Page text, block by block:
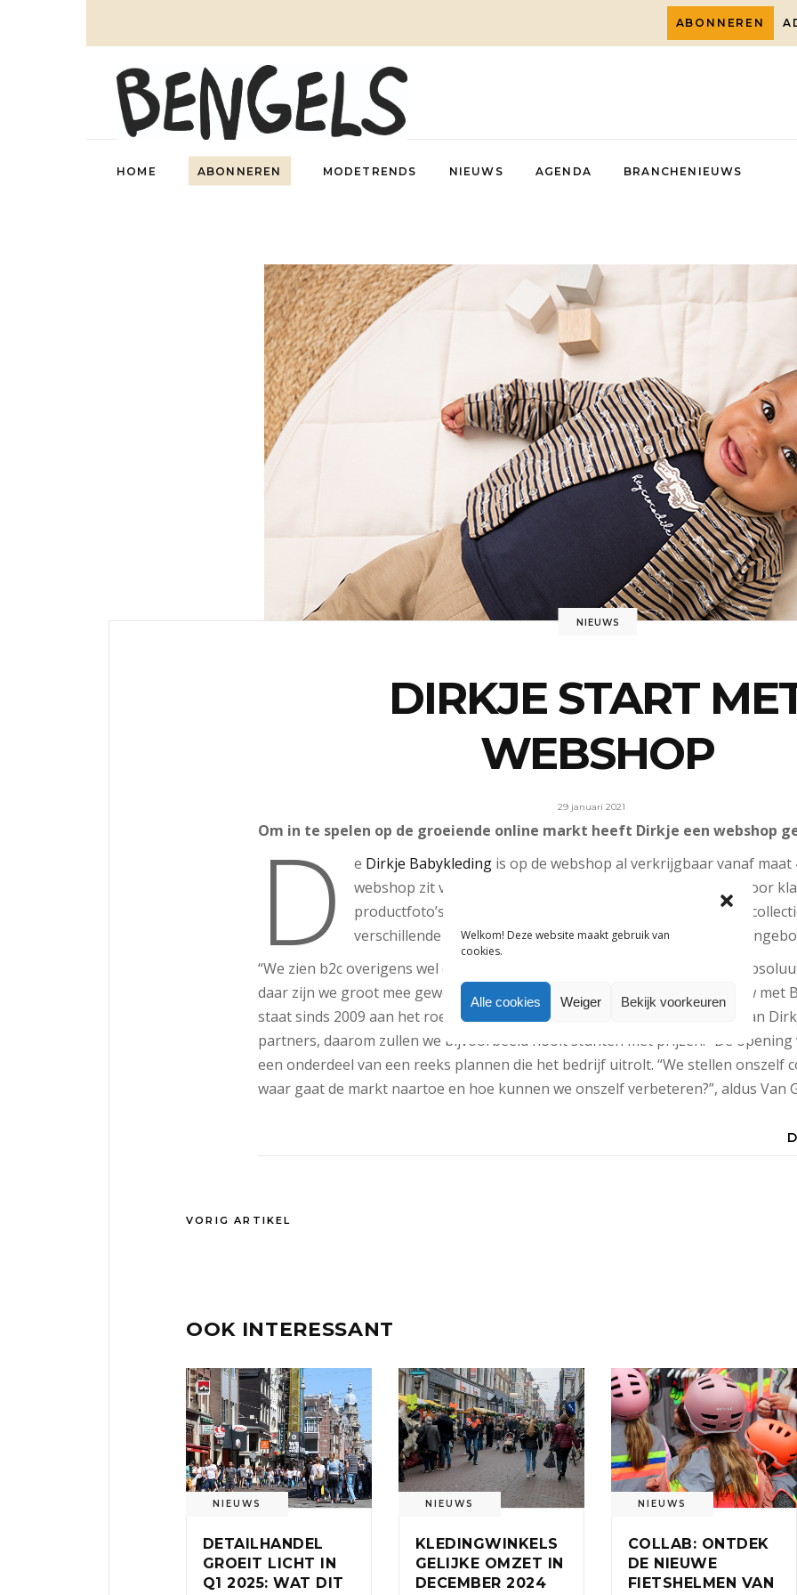
Welkom! Deze website maakt gebruik van
cookies.
Alle cookies Weiger Bekijk voorkeuren
ABONNEREN
HOME ABONNEREN MODETRENDS NIEUWS AGENDA BRANCHENIEUWS
NIEUWS
DIRKJE START
WEBSHOP
29 januari 2021
Om in te spelen op de groeiende online markt heeft Dirkje een webshop
D e Dirkje Babykledingis op de webshop al verkrijgbaar vanaf maat
webshop zit volgens het persbericht ‘boordevol inspiratie voor
productfoto’s, het lookbook en combinatiesetjes’. Naast de
verschillende soorten kraamcadeaus en kraampakketten
“We zien b2c overigens wel echt als ondersteuning, onze b2b-kant staat
daar zijn we groot mee geworden”, aldus Leon van Gennip in een interview met
staat sinds 2009 aan het roer bij Van Gennip Textiles, het moederbedrijf van
partners, daarom zullen we bijvoorbeeld nooit stunten met prijzen.” De opening
een onderdeel van een reeks plannen die het bedrijf uitrolt. “We stellen onszelf
waar gaat de markt naartoe en hoe kunnen we onszelf verbeteren?”, aldus Van
VORIG ARTIKEL
OOK INTERESSANT
NIEUWS
DETAILHANDEL
GROEIT LICHT IN
Q1 2025: WAT DIT
NIEUWS
KLEDINGWINKELS
GELIJKE OMZET IN
DECEMBER 2024
NIEUWS
COLLAB: ONTDEK
DE NIEUWE
FIETSHELMEN VAN